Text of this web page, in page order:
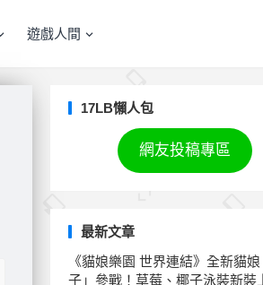
遊戲人間
17LB懶人包
網友投稿專區
最新文章
《貓娘樂園 世界連結》全新貓
子」參戰！草莓、椰子泳裝新裝